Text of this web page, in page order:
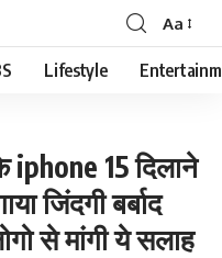
Font
Resizer
Aa
Lifestyle
15 दिलाने
जिंदगी बर्बाद
से मांगी ये सलाह